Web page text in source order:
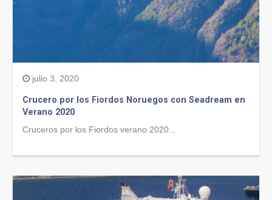
julio 3, 2020
Crucero por los Fiordos Noruegos con Seadream en
Verano 2020
Cruceros por los Fiordos verano 2020...